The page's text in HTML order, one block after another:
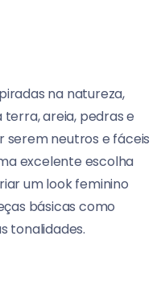
na natureza,
areia, pedras e
serem neutros e fáceis
excelente escolha
um look feminino
básicas como
tonalidades.